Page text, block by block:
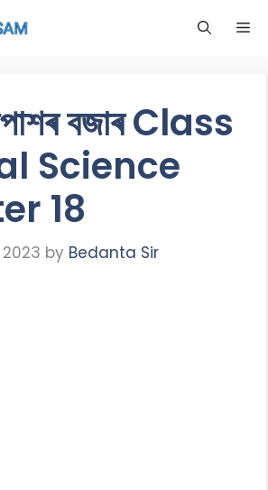
বজাৰ Class
Science
18
by Bedanta Sir